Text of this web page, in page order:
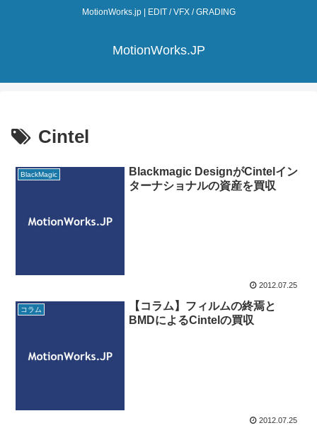
MotionWorks.jp | EDIT / VFX / GRADING
MotionWorks.JP
Cintel
BlackMagic
Blackmagic DesignがCintelイン
ターナショナルの資産を買収
2012.07.25
コラム
【コラム】フィルムの終焉と
BMDによるCintelの買収
2012.07.25